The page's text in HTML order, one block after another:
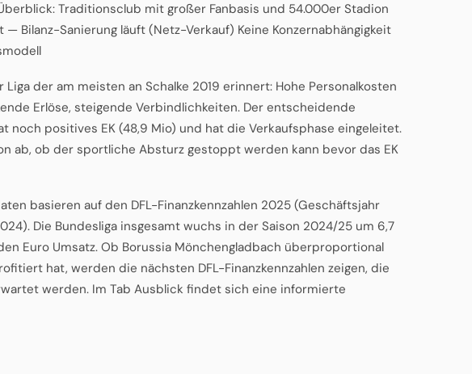
Traditionsclub mit großer Fanbasis und 54.000er Stadion
Bilanz-Sanierung läuft (Netz-Verkauf) Keine Konzernabhängigkeit
der am meisten an Schalke 2019 erinnert: Hohe Personalkosten
Erlöse, steigende Verbindlichkeiten. Der entscheidende
noch positives EK (48,9 Mio) und hat die Verkaufsphase eingeleitet.
ab, ob der sportliche Absturz gestoppt werden kann bevor das EK
basieren auf den DFL-Finanzkennzahlen 2025 (Geschäftsjahr
Die Bundesliga insgesamt wuchs in der Saison 2024/25 um 6,7
Euro Umsatz. Ob Borussia Mönchengladbach überproportional
hat, werden die nächsten DFL-Finanzkennzahlen zeigen, die
werden. Im Tab Ausblick findet sich eine informierte